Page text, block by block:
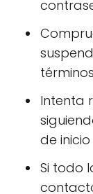
Intenta
de
Si todo